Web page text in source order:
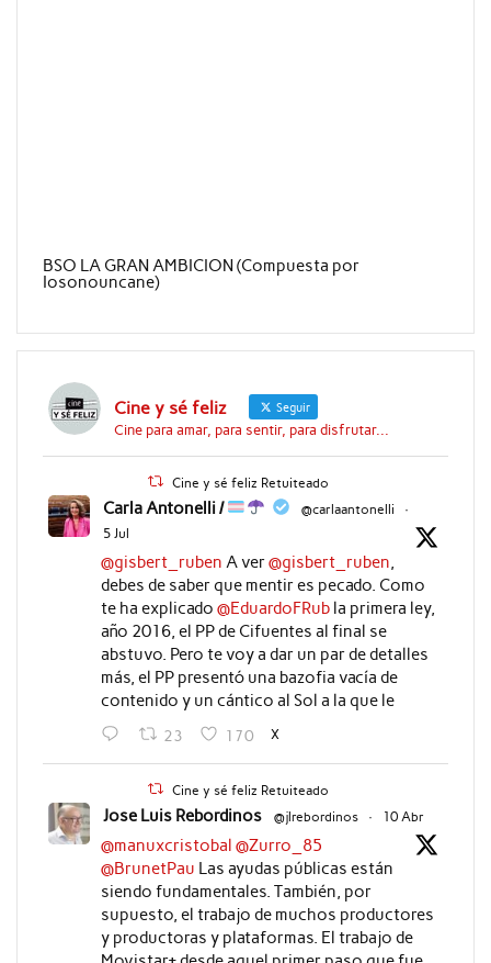
BSO LA GRAN AMBICION (Compuesta por
Iosonouncane)
Cine y sé feliz Seguir
Cine para amar, para sentir, para disfrutar...
Cine y sé feliz Retuiteado
Carla Antonelli / @carlaantonelli
·
5 Jul
@gisbert_ruben A ver@gisbert_ruben
debes de saber que mentir es pecado. Como
te ha explicado @EduardoFRubla primera ley,
año 2016, el PP de Cifuentes al final se
abstuvo. Pero te voy a dar un par de detalles
más, el PP presentó una bazofia vacía de
contenido y un cántico al Sol a la que le
23 170 X
Cine y sé feliz Retuiteado
Jose Luis Rebordinos @jlrebordinos · 10 Abr
@manuxcristobal @Zurro_85
@BrunetPau Las ayudas públicas están
siendo fundamentales. También, por
supuesto, el trabajo de muchos productores
y productoras y plataformas. El trabajo de